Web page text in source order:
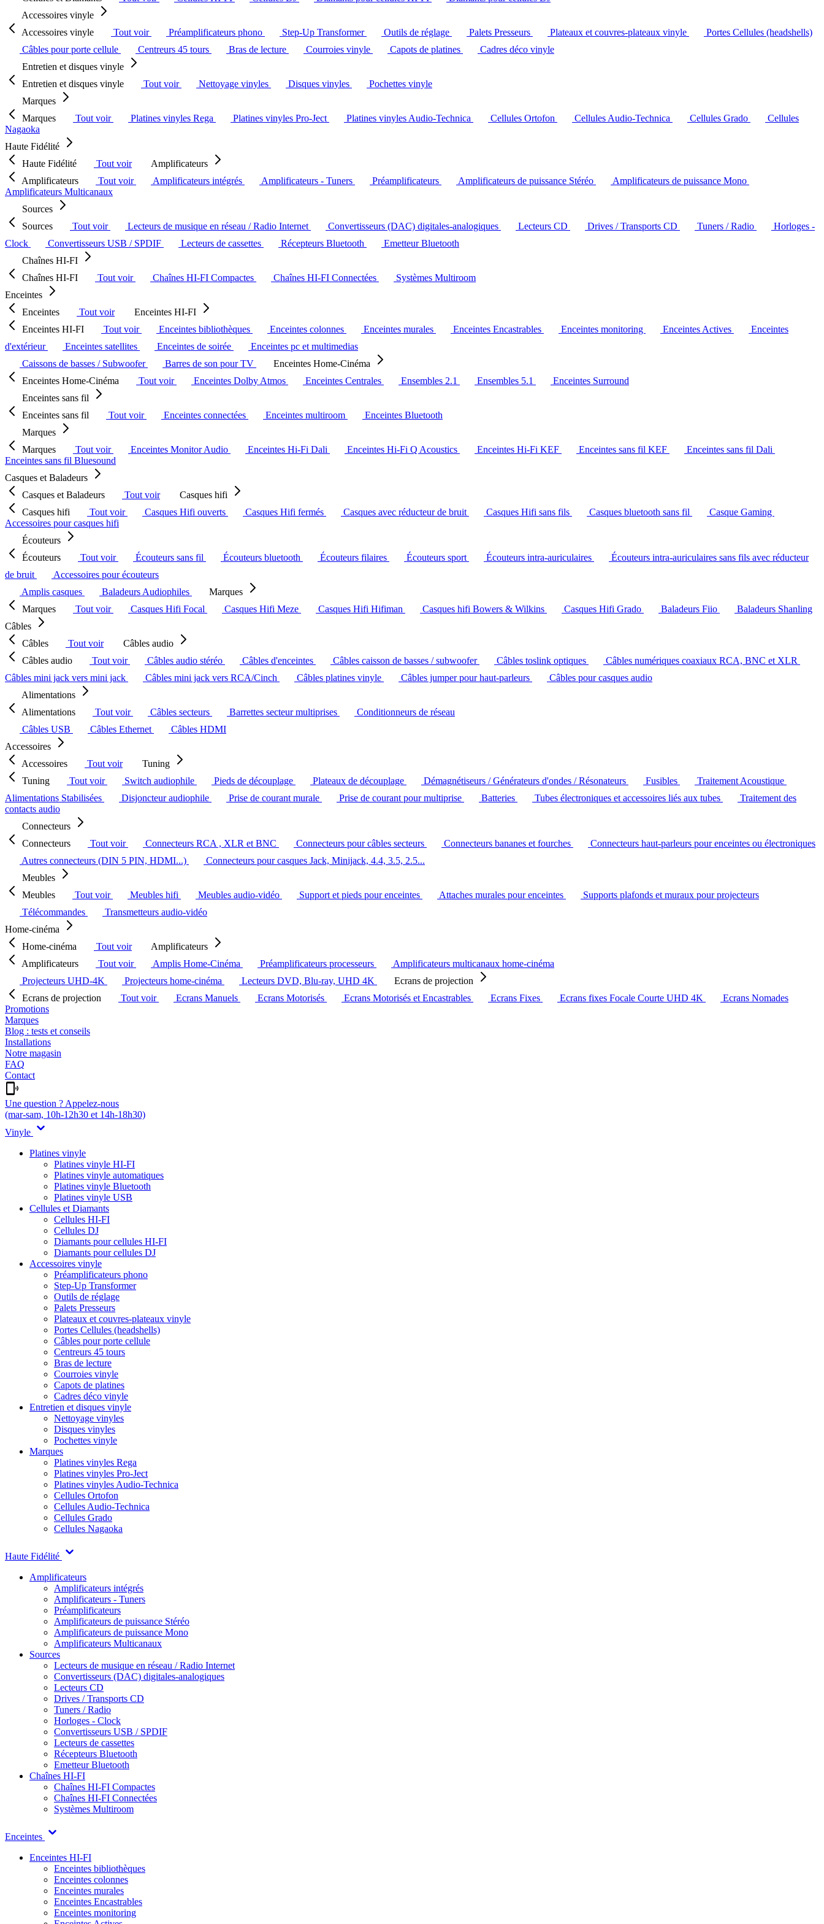
Accessoires vinyle
Accessoires vinyle
Tout voir Préamplificateurs phono Step-Up Transformer Outils de réglage Palets Presseurs Plateaux et couvres-plateaux vinyle
Portes Cellules (headshells)
Câbles pour porte cellule
Centreurs 45 tours Bras de lecture Courroies vinyle Capots de platines
Cadres déco vinyle
Entretien et disques vinyle
Entretien et disques vinyle
Tout voir Nettoyage vinyles Disques vinyles
Pochettes vinyle
Marques
Marques
Tout voir Platines vinyles Rega Platines vinyles Pro-Ject Platines vinyles Audio-Technica Cellules Ortofon Cellules Audio-Technica Cellules Grado
Cellules
Nagaoka
Haute Fidélité
Haute Fidélité
Tout voir
Amplificateurs
Amplificateurs
Tout voir Amplificateurs intégrés Amplificateurs - Tuners Préamplificateurs Amplificateurs de puissance Stéréo
Amplificateurs de puissance Mono
Amplificateurs Multicanaux
Sources
Sources
Tout voir Lecteurs de musique en réseau / Radio Internet Convertisseurs (DAC) digitales-analogiques Lecteurs CD Drives / Transports CD Tuners / Radio
Horloges -
Clock
Convertisseurs USB / SPDIF Lecteurs de cassettes Récepteurs Bluetooth
Emetteur Bluetooth
Chaînes HI-FI
Chaînes HI-FI
Tout voir Chaînes HI-FI Compactes Chaînes HI-FI Connectées
Systèmes Multiroom
Enceintes
Enceintes
Tout voir
Enceintes HI-FI
Enceintes HI-FI
Tout voir Enceintes bibliothèques Enceintes colonnes Enceintes murales Enceintes Encastrables Enceintes monitoring Enceintes Actives
Enceintes
d'extérieur
Enceintes satellites Enceintes de soirée
Enceintes pc et multimedias
Caissons de basses / Subwoofer
Barres de son pour TV
Enceintes Home-Cinéma
Enceintes Home-Cinéma
Tout voir Enceintes Dolby Atmos Enceintes Centrales Ensembles 2.1 Ensembles 5.1
Enceintes Surround
Enceintes sans fil
Enceintes sans fil
Tout voir Enceintes connectées Enceintes multiroom
Enceintes Bluetooth
Marques
Marques
Tout voir Enceintes Monitor Audio Enceintes Hi-Fi Dali Enceintes Hi-Fi Q Acoustics Enceintes Hi-Fi KEF Enceintes sans fil KEF
Enceintes sans fil Dali
Enceintes sans fil Bluesound
Casques et Baladeurs
Casques et Baladeurs
Tout voir
Casques hifi
Casques hifi
Tout voir Casques Hifi ouverts Casques Hifi fermés Casques avec réducteur de bruit Casques Hifi sans fils Casques bluetooth sans fil
Casque Gaming
Accessoires pour casques hifi
Écouteurs
Écouteurs
Tout voir Écouteurs sans fil Écouteurs bluetooth Écouteurs filaires Écouteurs sport Écouteurs intra-auriculaires
Écouteurs intra-auriculaires sans fils avec réducteur
de bruit
Accessoires pour écouteurs
Amplis casques
Baladeurs Audiophiles
Marques
Marques
Tout voir Casques Hifi Focal Casques Hifi Meze Casques Hifi Hifiman Casques hifi Bowers & Wilkins Casques Hifi Grado Baladeurs Fiio
Baladeurs Shanling
Câbles
Câbles
Tout voir
Câbles audio
Câbles audio
Tout voir Câbles audio stéréo Câbles d'enceintes Câbles caisson de basses / subwoofer Câbles toslink optiques
Câbles numériques coaxiaux RCA, BNC et XLR
Câbles mini jack vers mini jack
Câbles mini jack vers RCA/Cinch Câbles platines vinyle Câbles jumper pour haut-parleurs
Câbles pour casques audio
Alimentations
Alimentations
Tout voir Câbles secteurs Barrettes secteur multiprises
Conditionneurs de réseau
Câbles USB
Câbles Ethernet
Câbles HDMI
Accessoires
Accessoires
Tout voir
Tuning
Tuning
Tout voir Switch audiophile Pieds de découplage Plateaux de découplage Démagnétiseurs / Générateurs d'ondes / Résonateurs Fusibles
Traitement Acoustique
Alimentations Stabilisées
Disjoncteur audiophile Prise de courant murale Prise de courant pour multiprise Batteries Tubes électroniques et accessoires liés aux tubes
Traitement des
contacts audio
Connecteurs
Connecteurs
Tout voir Connecteurs RCA , XLR et BNC Connecteurs pour câbles secteurs Connecteurs bananes et fourches
Connecteurs haut-parleurs pour enceintes ou électroniques
Autres connecteurs (DIN 5 PIN, HDMI...)
Connecteurs pour casques Jack, Minijack, 4.4, 3.5, 2.5...
Meubles
Meubles
Tout voir Meubles hifi Meubles audio-vidéo Support et pieds pour enceintes Attaches murales pour enceintes
Supports plafonds et muraux pour projecteurs
Télécommandes
Transmetteurs audio-vidéo
Home-cinéma
Home-cinéma
Tout voir
Amplificateurs
Amplificateurs
Tout voir Amplis Home-Cinéma Préamplificateurs processeurs
Amplificateurs multicanaux home-cinéma
Projecteurs UHD-4K
Projecteurs home-cinéma Lecteurs DVD, Blu-ray, UHD 4K
Ecrans de projection
Ecrans de projection
Tout voir Ecrans Manuels Ecrans Motorisés Ecrans Motorisés et Encastrables Ecrans Fixes Ecrans fixes Focale Courte UHD 4K
Ecrans Nomades
Promotions
Marques
Blog : tests et conseils
Installations
Notre magasin
FAQ
Contact
Une question ? Appelez-nous
(mar-sam, 10h-12h30 et 14h-18h30)
Vinyle
Platines vinyle
Platines vinyle HI-FI
Platines vinyle automatiques
Platines vinyle Bluetooth
Platines vinyle USB
Cellules et Diamants
Cellules HI-FI
Cellules DJ
Diamants pour cellules HI-FI
Diamants pour cellules DJ
Accessoires vinyle
Préamplificateurs phono
Step-Up Transformer
Outils de réglage
Palets Presseurs
Plateaux et couvres-plateaux vinyle
Portes Cellules (headshells)
Câbles pour porte cellule
Centreurs 45 tours
Bras de lecture
Courroies vinyle
Capots de platines
Cadres déco vinyle
Entretien et disques vinyle
Nettoyage vinyles
Disques vinyles
Pochettes vinyle
Marques
Platines vinyles Rega
Platines vinyles Pro-Ject
Platines vinyles Audio-Technica
Cellules Ortofon
Cellules Audio-Technica
Cellules Grado
Cellules Nagaoka
Haute Fidélité
Amplificateurs
Amplificateurs intégrés
Amplificateurs - Tuners
Préamplificateurs
Amplificateurs de puissance Stéréo
Amplificateurs de puissance Mono
Amplificateurs Multicanaux
Sources
Lecteurs de musique en réseau / Radio Internet
Convertisseurs (DAC) digitales-analogiques
Lecteurs CD
Drives / Transports CD
Tuners / Radio
Horloges - Clock
Convertisseurs USB / SPDIF
Lecteurs de cassettes
Récepteurs Bluetooth
Emetteur Bluetooth
Chaînes HI-FI
Chaînes HI-FI Compactes
Chaînes HI-FI Connectées
Systèmes Multiroom
Enceintes
Enceintes HI-FI
Enceintes bibliothèques
Enceintes colonnes
Enceintes murales
Enceintes Encastrables
Enceintes monitoring